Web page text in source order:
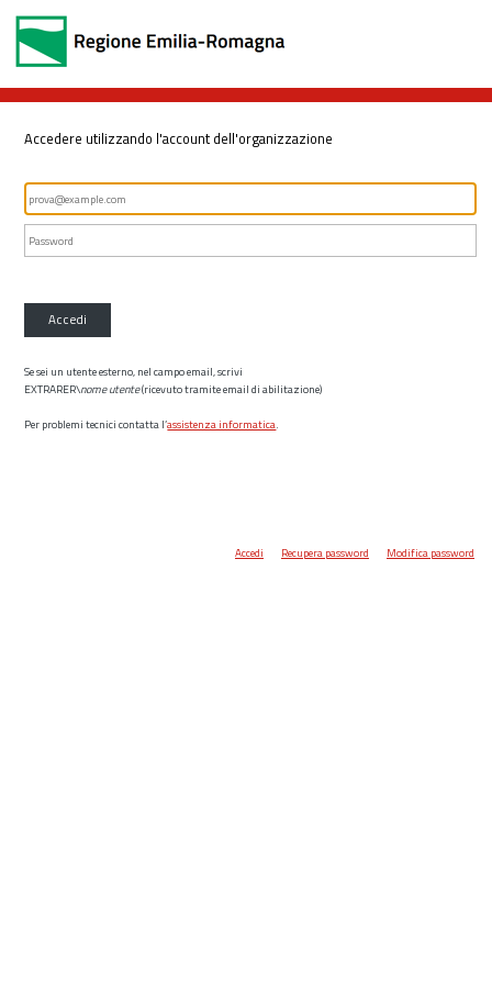
Accedere utilizzando l'account dell'organizzazione
Accedi
Se sei un utente esterno, nel campo email, scrivi
EXTRARER\nome utente(ricevuto tramite email di abilitazione)
Per problemi tecnici contatta l’assistenza informatica.
Accedi Recupera password Modifica password